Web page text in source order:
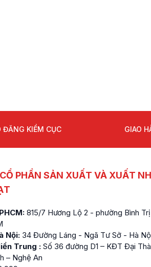
ĐĂNG KIỂM CỤC GIAO
PHẦN SẢN XUẤT VÀ XUẤT
815/7 Hương Lộ 2 - phường Bình
Nội: 34 Đường Láng - Ngã Tư Sở - Hà
Trung : Số 36 đường D1 – KĐT Đại
– Nghệ An